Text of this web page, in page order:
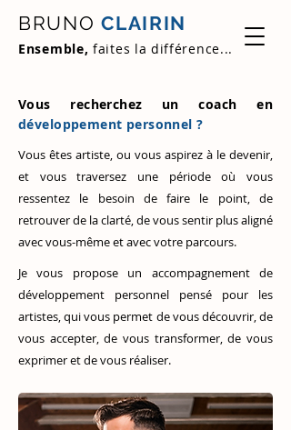
BRUNO CLAIRIN
Ensemble, faites la différence...
Vous recherchez un coach en
développement personnel ?
Vous êtes artiste, ou vous aspirez à le devenir,
et vous traversez une période où vous
ressentez le besoin de faire le point, de
retrouver de la clarté, de vous sentir plus aligné
avec vous-même et avec votre parcours.
Je vous propose un accompagnement de
développement personnel pensé pour les
artistes, qui vous permet de vous découvrir, de
vous accepter, de vous transformer, de vous
exprimer et de vous réaliser.